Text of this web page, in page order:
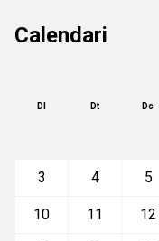
Calendari
Dl Dt Dc
3 4 5
10 11 12